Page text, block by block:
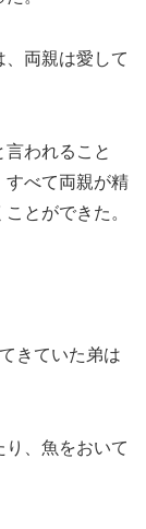
両親は愛して
われること
すべて両親が精
とができた。
きていた弟は
、魚をおいて